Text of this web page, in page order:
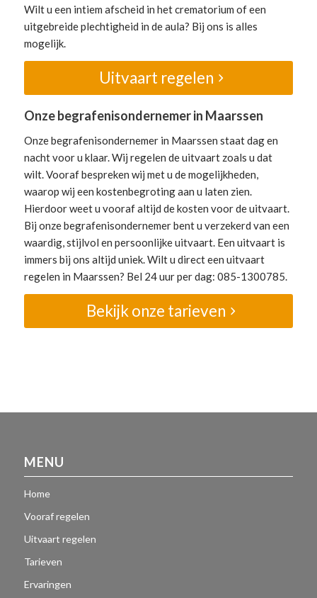
Wilt u een intiem afscheid in het crematorium of een
uitgebreide plechtigheid in de aula? Bij ons is alles
mogelijk.
Uitvaart regelen
Onze begrafenisondernemer in Maarssen
Onze begrafenisondernemer in Maarssen staat dag en
nacht voor u klaar. Wij regelen de uitvaart zoals u dat
wilt. Vooraf bespreken wij met u de mogelijkheden,
waarop wij een kostenbegroting aan u laten zien.
Hierdoor weet u vooraf altijd de kosten voor de uitvaart.
Bij onze begrafenisondernemer bent u verzekerd van een
waardig, stijlvol en persoonlijke uitvaart. Een uitvaart is
immers bij ons altijd uniek. Wilt u direct een uitvaart
regelen in Maarssen? Bel 24 uur per dag: 085-1300785.
Bekijk onze tarieven
MENU
Home
Vooraf regelen
Uitvaart regelen
Tarieven
Ervaringen